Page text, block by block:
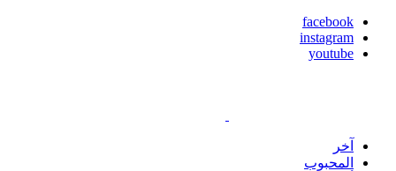
facebook
instagram
youtube
آخر
المحبوب